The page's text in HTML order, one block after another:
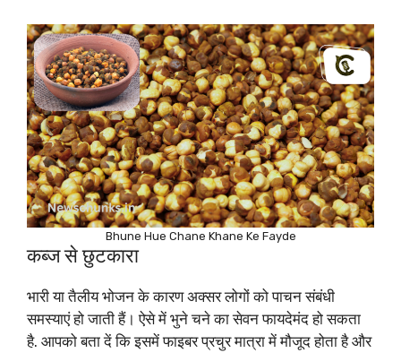
Bhune Hue Chane Khane Ke Fayde
कब्ज से छुटकारा
भारी या तैलीय भोजन के कारण अक्सर लोगों को पाचन संबंधी
समस्याएं हो जाती हैं। ऐसे में भुने चने का सेवन फायदेमंद हो सकता
है. आपको बता दें कि इसमें फाइबर प्रचुर मात्रा में मौजूद होता है और